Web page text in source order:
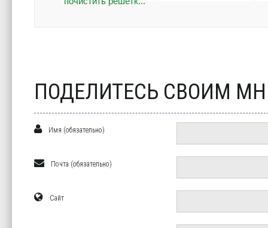
ПОДЕЛИТЕСЬ СВОИМ
Имя (обязательно)
Почта (обязательно)
Сайт